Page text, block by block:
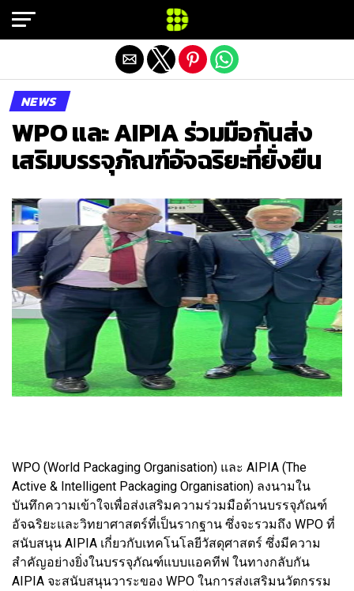
NEWS
WPO และ AIPIA ร่วมมือกันส่ง
เสริมบรรจุภัณฑ์อัจฉริยะที่ยั่งยืน
WPO (World Packaging Organisation) และ AIPIA (The
Active & Intelligent Packaging Organisation) ลงนามใน
บันทึกความเข้าใจเพื่อส่งเสริมความร่วมมือด้านบรรจุภัณฑ์
อัจฉริยะและวิทยาศาสตร์ที่เป็นรากฐาน ซึ่งจะรวมถึง WPO ที่
สนับสนุน AIPIA เกี่ยวกับเทคโนโลยีวัสดุศาสตร์ ซึ่งมีความ
สำคัญอย่างยิ่งในบรรจุภัณฑ์แบบแอคทีฟ ในทางกลับกัน
AIPIA จะสนับสนุนวาระของ WPO ในการส่งเสริมนวัตกรรม
Exit mobile version